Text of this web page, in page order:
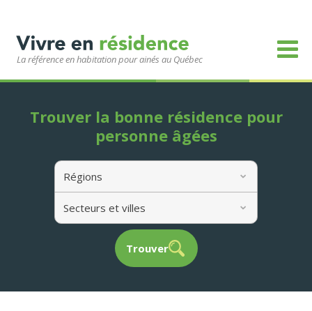
La référence en habitation pour ainés au Québec
Régions
Secteurs et villes
Trouver
Trouver la bonne résidence pour
personne âgées